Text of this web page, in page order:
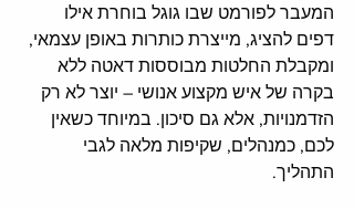
המעבר לפורמט שבו גוגל בוחרת אילו
דפים להציג, מייצרת כותרות באופן עצמאי,
ומקבלת החלטות מבוססות דאטה ללא
בקרה של איש מקצוע אנושי – יוצר לא רק
הזדמנויות, אלא גם סיכון. במיוחד כשאין
לכם, כמנהלים, שקיפות מלאה לגבי
התהליך.